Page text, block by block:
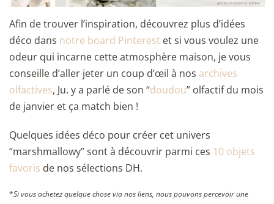
Afin de trouver l’inspiration, découvrez plus d’idées
déco dans notre board Pinterest et si vous voulez une
odeur qui incarne cette atmosphère maison, je vous
conseille d’aller jeter un coup d’œil à nos archives
olfactives, Ju. y a parlé de son “doudou” olfactif du mois
de janvier et ça match bien !
Quelques idées déco pour créer cet univers
“marshmallowy” sont à découvrir parmi ces 10 objets
favoris de nos sélections DH.
*Si vous achetez quelque chose via nos liens, nous pouvons percevoir une